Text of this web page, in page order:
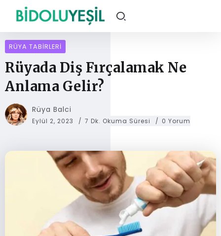
RÜYA TABIRLERI
Rüyada Diş Fırçalamak Ne
Anlama Gelir?
Rüya Balci
Eylül 2, 2023 7 Dk. Okuma Süresi 0 Yorum